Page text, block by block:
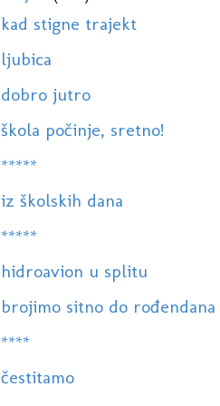
kad stigne trajekt
ljubica
dobro jutro
škola počinje, sretno!
*****
iz školskih dana
*****
hidroavion u splitu
brojimo sitno do rođendana
****
čestitamo